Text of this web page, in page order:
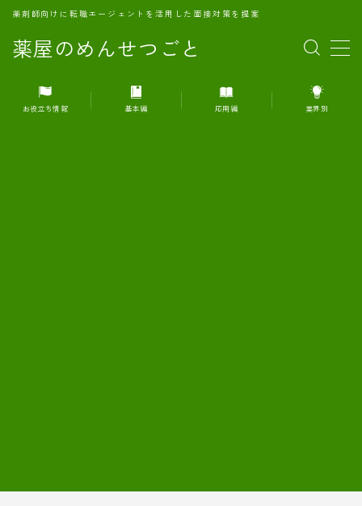
薬屋のめんせつごと
薬剤師向けに転職エージェントを活用した面接対策を提案
MENU
1.転職エージェントとは何か？
お役立ち情報 基本編 応用編 業界別